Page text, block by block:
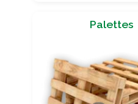
Palettes